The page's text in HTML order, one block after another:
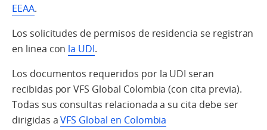
EEAA.
Los solicitudes de permisos de residencia se registran
en linea con la UDI.
Los documentos requeridos por la UDI seran
recibidas por VFS Global Colombia (con cita previa).
Todas sus consultas relacionada a su cita debe ser
dirigidas aVFS Global en Colombia